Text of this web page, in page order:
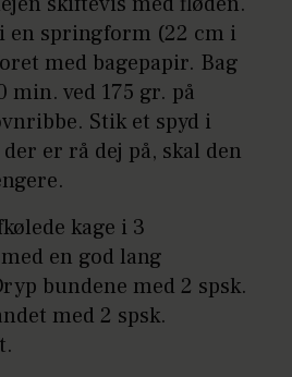
en springform (22 cm i
med bagepapir. Bag
min. ved 175 gr. på
Stik et spyd i
er rå dej på, skal den
kage i 3
en god lang
bundene med 2 spsk.
med 2 spsk.